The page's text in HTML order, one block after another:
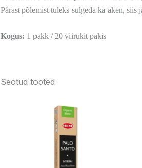
Pärast põlemist tuleks sulgeda ka aken,
Kogus: 1 pakk / 20 viirukit pakis
Seotud tooted